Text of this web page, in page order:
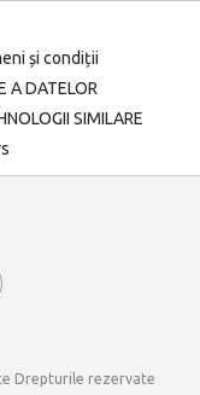
și condiții
A DATELOR
SIMILARE
Drepturile rezervate